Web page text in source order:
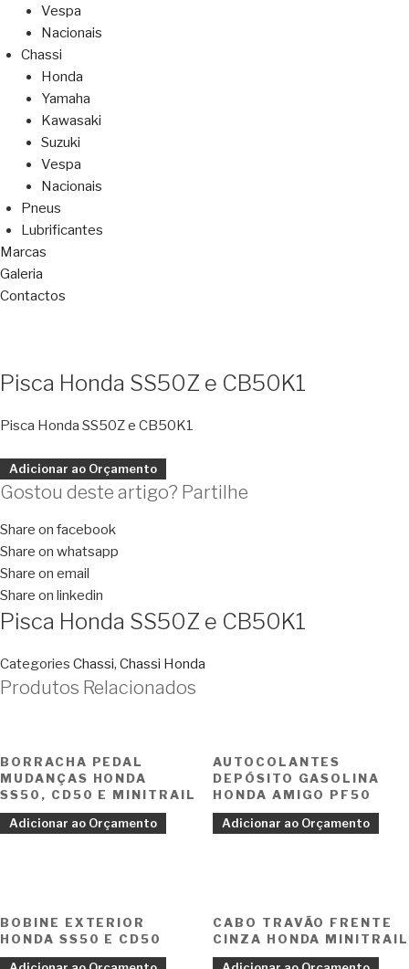
Vespa
Nacionais
Chassi
Honda
Yamaha
Kawasaki
Suzuki
Vespa
Nacionais
Pneus
Lubrificantes
Marcas
Galeria
Contactos
Pisca Honda SS50Z e CB50K1
Pisca Honda SS50Z e CB50K1
Adicionar ao Orçamento
Gostou deste artigo? Partilhe
Share on facebook
Share on whatsapp
Share on email
Share on linkedin
Pisca Honda SS50Z e CB50K1
Categories Chassi, Chassi Honda
Produtos Relacionados
BORRACHA PEDAL
MUDANÇAS HONDA
SS50, CD50 E MINITRAIL
Adicionar ao Orçamento
AUTOCOLANTES
DEPÓSITO GASOLINA
HONDA AMIGO PF50
Adicionar ao Orçamento
BOBINE EXTERIOR
HONDA SS50 E CD50
CABO TRAVÃO FRENTE
CINZA HONDA MINITRAIL